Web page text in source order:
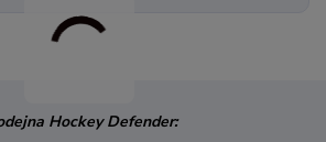
Hockey Defender: